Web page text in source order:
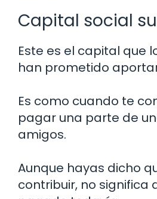
Capital social
Este es el capital que
han prometido
Es como cuando te
pagar una parte de
amigos.
Aunque hayas dicho
contribuir, no significa